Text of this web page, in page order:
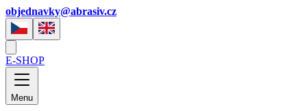
objednavky@abrasiv.cz
E-SHOP
Menu